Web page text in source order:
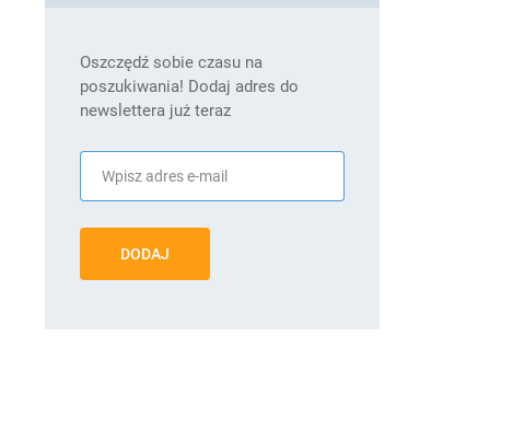
Oszczędź sobie czasu na
poszukiwania! Dodaj adres do
newslettera już teraz
DODAJ